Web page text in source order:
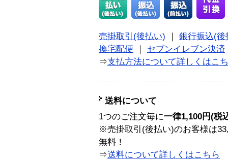
売掛取引(後払い)
銀行振込(後
換宅配便
セブンイレブン決済
⇒支払方法について詳しくはこ
送料について
1つのご注文毎に一律1,100円(税
※売掛取引(後払い)のお客様は
無料！
⇒送料について詳しくはこちら